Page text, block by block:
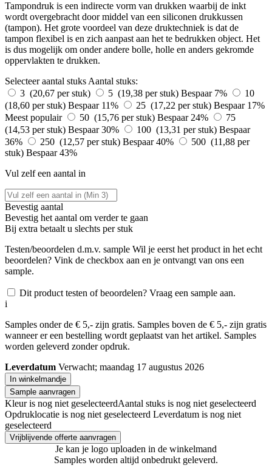
Tampondruk is een indirecte vorm van drukken waarbij de inkt
wordt overgebracht door middel van een siliconen drukkussen
(tampon). Het grote voordeel van deze druktechniek is dat de
tampon flexibel is en zich aanpast aan het te bedrukken object. Het
is dus mogelijk om onder andere bolle, holle en anders gekromde
oppervlakten te drukken.
Selecteer aantal stuksAantal stuks:
3 (20,67 per stuk)
5 (19,38 per stuk) Bespaar 7%
10
(18,60 per stuk) Bespaar 11% 25 (17,22 per stuk) Bespaar 17%
Meest populair
50 (15,76 per stuk) Bespaar 24%
75
(14,53 per stuk) Bespaar 30% 100 (13,31 per stuk) Bespaar
36%
250 (12,57 per stuk) Bespaar 40%
500 (11,88 per
stuk) Bespaar 43%
Vul zelf een aantal in
Bevestig aantal
Bevestig het aantal om verder te gaan
Bij extra betaalt u slechts per stuk
Testen/beoordelen d.m.v. sample Wil je eerst het product in het echt
beoordelen? Vink de checkbox aan en je ontvangt van ons een
sample.
Dit product testen of beoordelen? Vraag een sample aan.
i
Samples onder de € 5,- zijn gratis. Samples boven de € 5,- zijn gratis
wanneer er een bestelling wordt geplaatst van het artikel. Samples
worden geleverd zonder opdruk.
Leverdatum Verwacht; maandag 17 augustus 2026
In winkelmandje
Sample aanvragen
Kleur is nog niet geselecteerdAantal stuks is nog niet geselecteerd
Opdruklocatie is nog niet geselecteerd Leverdatum is nog niet
geselecteerd
Vrijblijvende offerte aanvragen
Je kan je logo uploaden in de winkelmand
Samples worden altijd onbedrukt geleverd.